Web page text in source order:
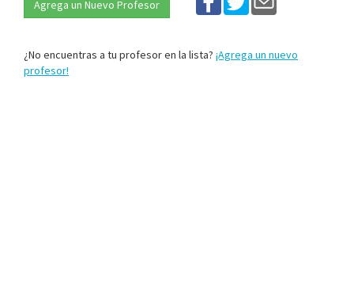
Agrega un Nuevo Profesor
¿No encuentras a tu profesor en la lista? ¡Agrega un nuevo
profesor!